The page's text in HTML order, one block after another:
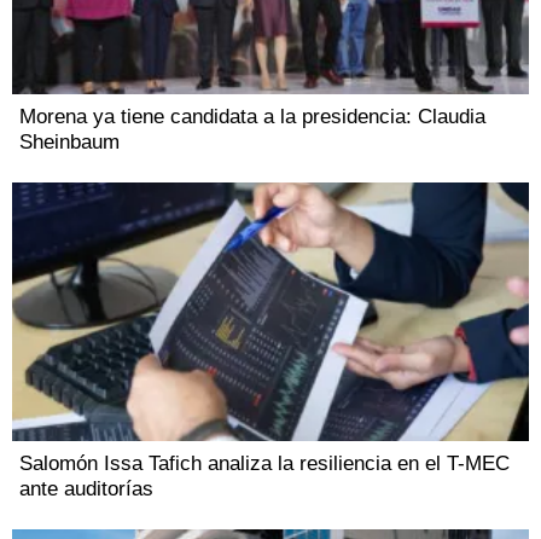
Morena ya tiene candidata a la presidencia: Claudia
Sheinbaum
Salomón Issa Tafich analiza la resiliencia en el T-MEC
ante auditorías